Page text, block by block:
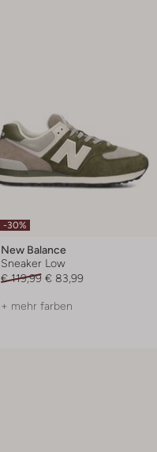
-30%
New Balance
Sneaker Low
€ 119,99 € 83,99
+ mehr farben